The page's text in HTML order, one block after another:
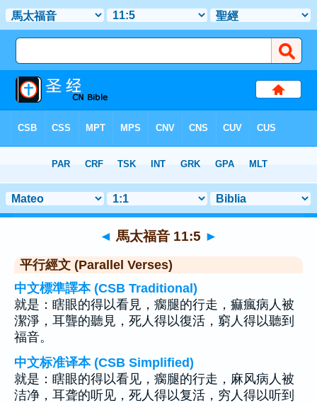
章 11> 聖經金句 5
◄ 馬太福音 11:5 ►
平行經文 (Parallel Verses)
中文標準譯本 (CSB Traditional)
就是：瞎眼的得以看見，瘸腿的行走，痲瘋病人被
潔淨，耳聾的聽見，死人得以復活，窮人得以聽到
福音。
中文标准译本 (CSB Simplified)
就是：瞎眼的得以看见，瘸腿的行走，麻风病人被
洁净，耳聋的听见，死人得以复活，穷人得以听到